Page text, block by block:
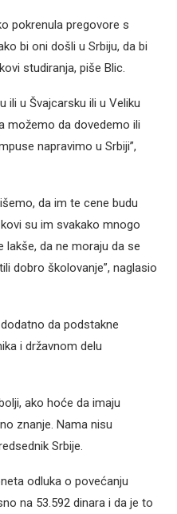
pokrenula pregovore s
bi oni došli u Srbiju, da bi
studiranja, piše Blic.
ili u Švajcarsku ili u Veliku
možemo da dovedemo ili
napravimo u Srbiji”,
da im te cene budu
su im svakako mnogo
lakše, da ne moraju da se
dobro školovanje”, naglasio
da podstakne
i državnom delu
ako hoće da imaju
znanje. Nama nisu
Srbije.
odluka o povećanju
na 53.592 dinara i da je to